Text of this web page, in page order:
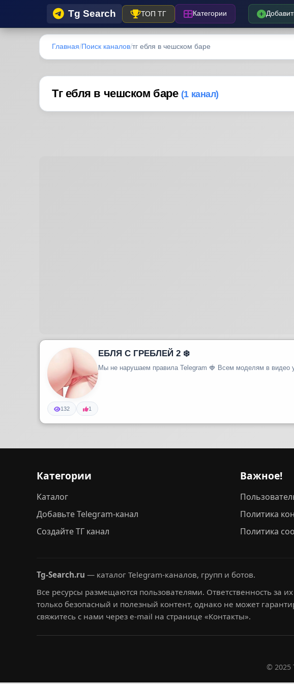
Tg Search ТОП ТГ Категории
Главная Поиск каналов тг ебля в чешском баре
Тг ебля в чешском баре (1 канал)
ЕБЛЯ С ГРЕБЛЕЙ 2 ❄️
132 1
Категории
Каталог
Добавьте Telegram-канал
Создайте ТГ канал
Важное!
Политика
Политика
Tg-Search.ru — каталог Telegram-каналов, групп и ботов.
Все ресурсы размещаются пользователями. Ответственность за
только безопасный и полезный контент, однако не может
свяжитесь с нами через e-mail на странице «Контакты».
© 2025